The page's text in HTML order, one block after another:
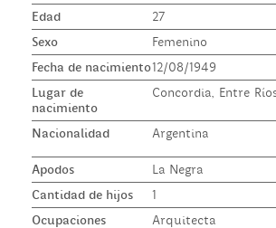
Edad
27
Sexo
Femenino
Fecha de nacimiento12/08/1949
Lugar de
nacimiento
Concordia, Entre
Nacionalidad Argentina
Apodos
La Negra
Cantidad de hijos
1
Ocupaciones
Arquitecta